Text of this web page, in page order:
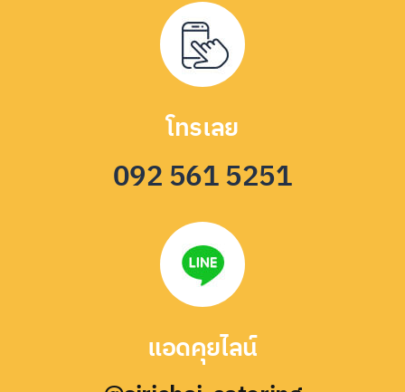
โทรเลย
092 561 5251
แอดคุยไลน์